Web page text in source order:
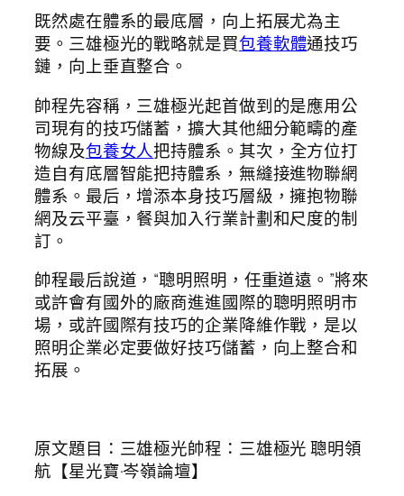
既然處在體系的最底層，向上拓展尤為主
要。三雄極光的戰略就是買包養軟體通技巧
鏈，向上垂直整合。
帥程先容稱，三雄極光起首做到的是應用公
司現有的技巧儲蓄，擴大其他細分範疇的產
物線及包養女人把持體系。其次，全方位打
造自有底層智能把持體系，無縫接進物聯網
體系。最后，增添本身技巧層級，擁抱物聯
網及云平臺，餐與加入行業計劃和尺度的制
訂。
帥程最后說道，“聰明照明，任重道遠。”將來
或許會有國外的廠商進進國際的聰明照明市
場，或許國際有技巧的企業降維作戰，是以
照明企業必定要做好技巧儲蓄，向上整合和
拓展。
原文題目：三雄極光帥程：三雄極光 聰明領
航【星光寶·岑嶺論壇】